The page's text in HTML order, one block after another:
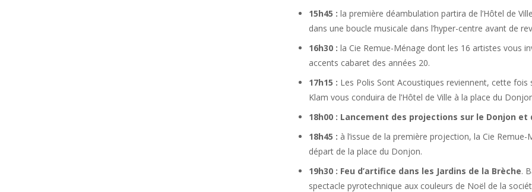
15h45 : la première déambulation partira de l’Hôtel de
dans une boucle musicale dans l’hyper-centre avant de
16h30 : la Cie Remue-Ménage dont les 16 artistes vous
accents cabaret des années 20.
17h15 : Les Polis Sont Acoustiques reviennent, cette
Klam vous conduira de l’Hôtel de Ville à la place du
18h00 : Lancement des projections sur le Donjon
18h45 : à l’issue de la première projection, la Cie
départ de la place du Donjon.
19h30 : Feu d’artifice dans les Jardins de la Brèche.
spectacle pyrotechnique aux couleurs de Noël de la